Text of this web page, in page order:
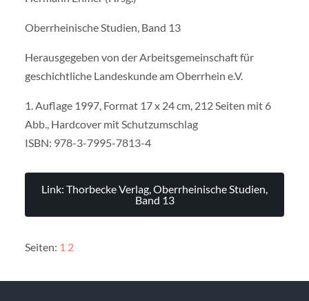
Oberrheinische Studien, Band 13
Herausgegeben von der Arbeitsgemeinschaft für
geschichtliche Landeskunde am Oberrhein e.V.
1. Auflage 1997, Format 17 x 24 cm, 212 Seiten mit 6
Abb., Hardcover mit Schutzumschlag
ISBN: 978-3-7995-7813-4
Link: Thorbecke Verlag, Oberrheinische Studien,
Band 13
Seiten: 1 2